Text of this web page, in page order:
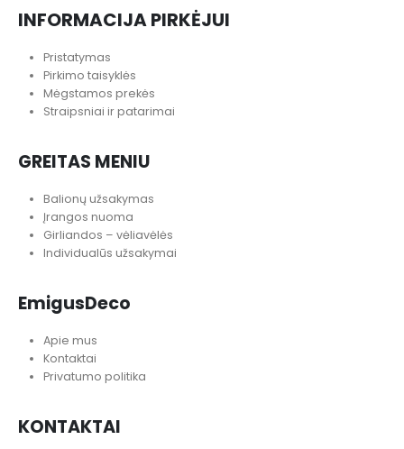
INFORMACIJA PIRKĖJUI
Pristatymas
Pirkimo taisyklės
Mėgstamos prekės
Straipsniai ir patarimai
GREITAS MENIU
Balionų užsakymas
Įrangos nuoma
Girliandos – vėliavėlės
Individualūs užsakymai
EmigusDeco
Apie mus
Kontaktai
Privatumo politika
KONTAKTAI